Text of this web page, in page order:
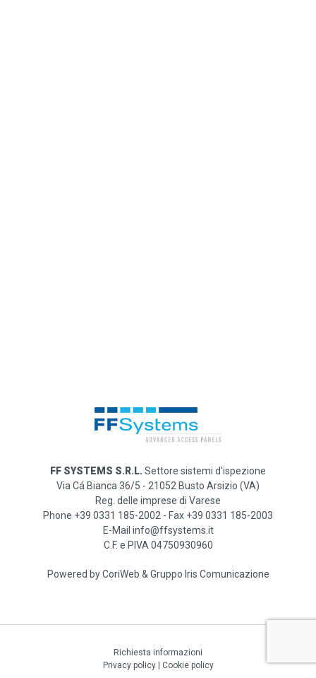
FF SYSTEMS S.R.L. Settore sistemi d'ispezione
Via Cá Bianca 36/5 - 21052 Busto Arsizio (VA)
Reg. delle imprese di Varese
Phone +39 0331 185-2002 - Fax +39 0331 185-2003
E-Mail info@ffsystems.it
C.F. e PIVA 04750930960
Powered byCoriWeb & Gruppo Iris Comunicazione
Richiesta informazioni
Privacy policy
Cookie policy